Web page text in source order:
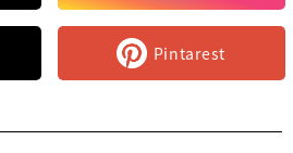
Pintarest